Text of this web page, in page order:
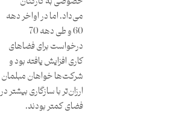
می‌داد. اما در اواخر دهه
60 و طی دهه 70
درخواست برای فضاهای
کاری افزایش یافته بود و
شرکت‌ها خواهان مبلمان
ارزان‌تر با سازگاری بیشتر در
فضای کمتر بودند.